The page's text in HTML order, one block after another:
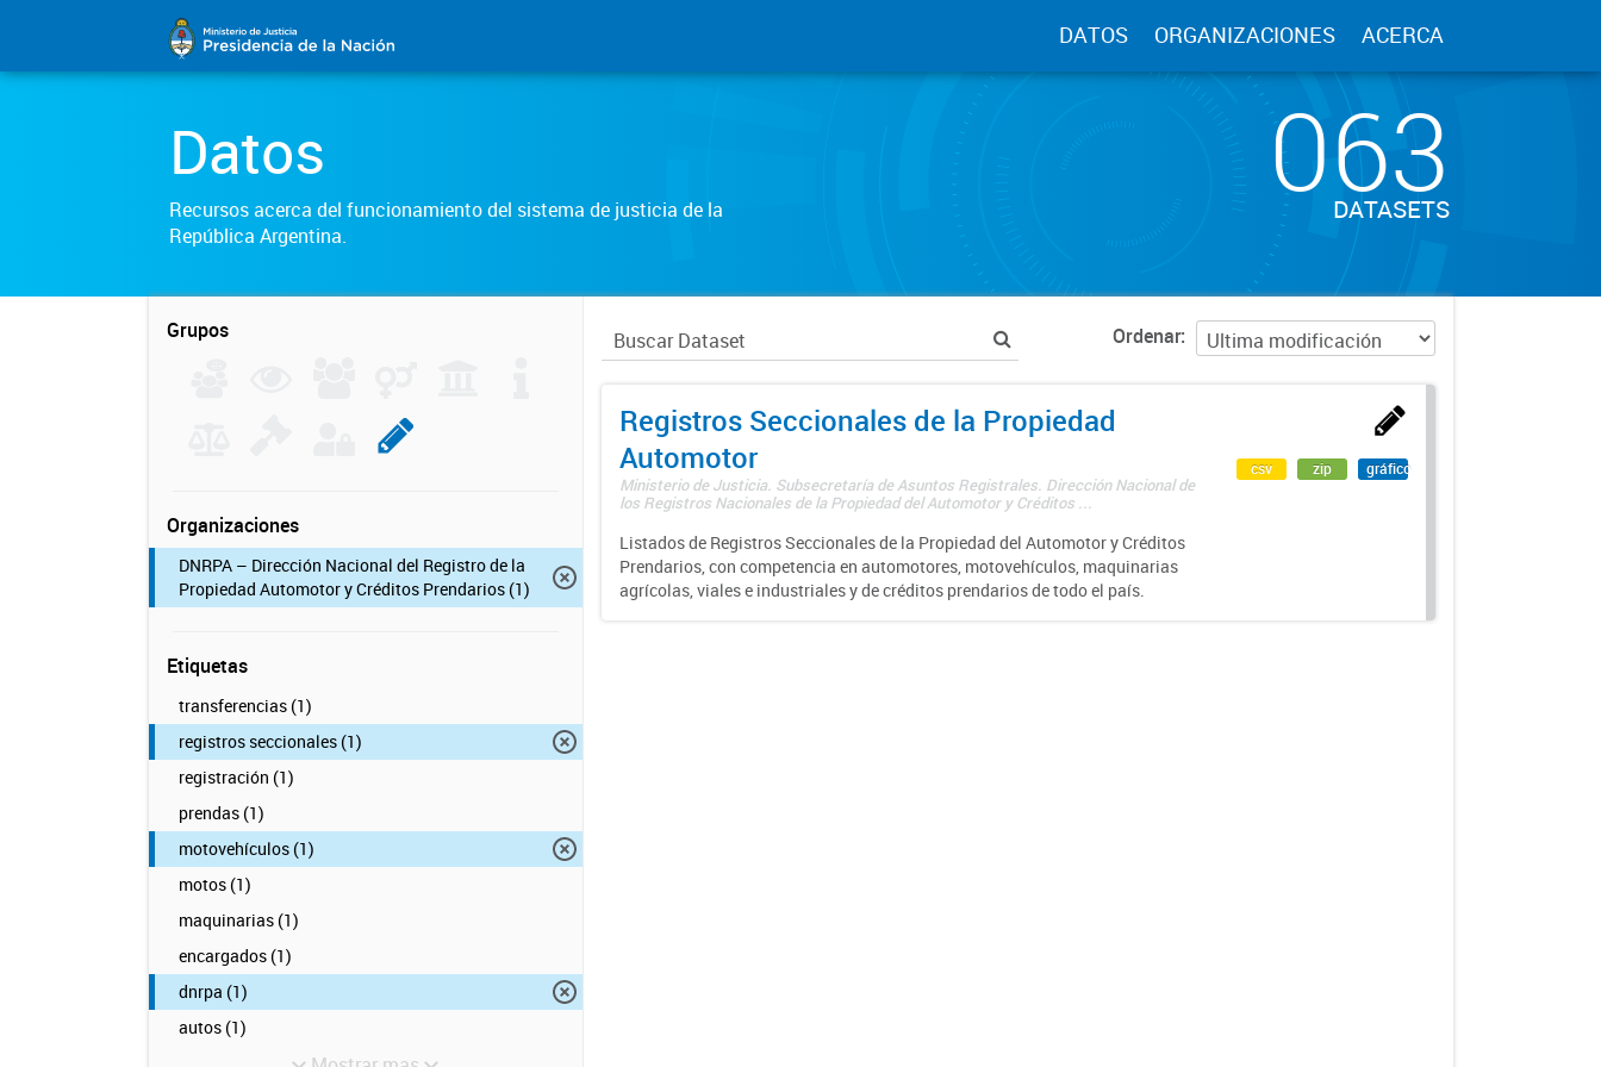
DATOS ORGANIZACIONES ACERCA
Datos
Recursos acerca del funcionamiento del sistema de justicia de la
República Argentina.
063
DATASETS
Grupos
Organizaciones
DNRPA – Dirección Nacional del Registro de la
Propiedad Automotor y Créditos Prendarios (1)
Etiquetas
transferencias (1)
registros seccionales (1)
registración (1)
prendas (1)
motovehículos (1)
motos (1)
maquinarias (1)
encargados (1)
dnrpa (1)
autos (1)
Ordenar
Registros Seccionales de la Propiedad
Automotor
Ministerio de Justicia. Subsecretaría de Asuntos Registrales. Dirección Nacional de
los Registros Nacionales de la Propiedad del Automotor y Créditos ...
Listados de Registros Seccionales de la Propiedad del Automotor y Créditos
Prendarios, con competencia en automotores, motovehículos, maquinarias
agrícolas, viales e industriales y de créditos prendarios de todo el país.
csv zip gráfico